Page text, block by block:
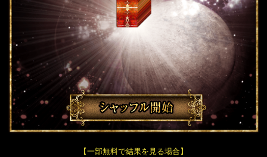
【一部無料で結果を見る場合】